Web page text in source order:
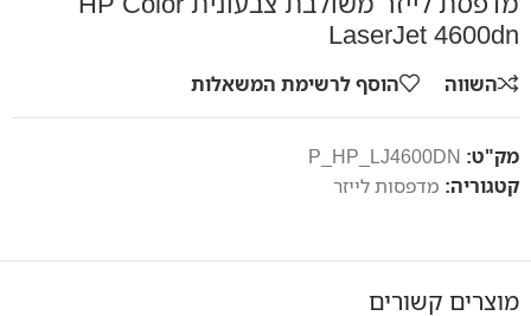
LaserJet 4600dn
השווה הוסף לרשימת המשאלות
מק"ט: P_HP_LJ4600DN
קטגוריה: מדפסות לייזר
מוצרים קשורים